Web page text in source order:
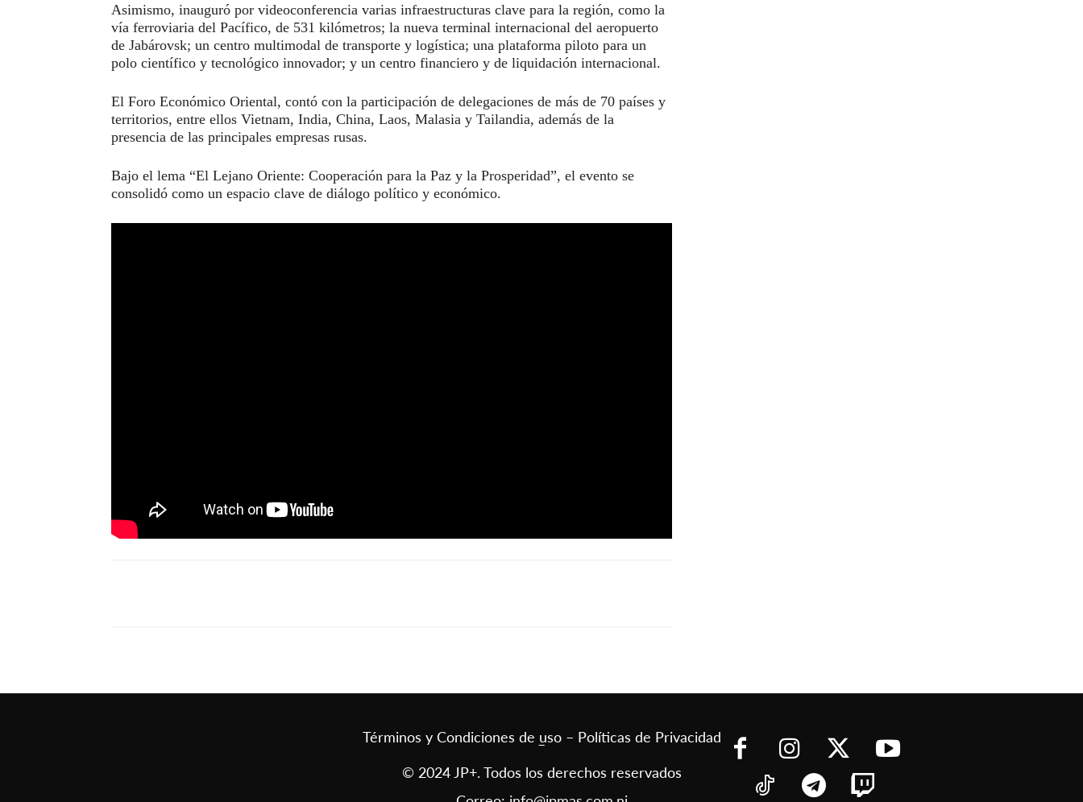
Asimismo, inauguró por videoconferencia varias infraestructuras clave para la región, como la
vía ferroviaria del Pacífico, de 531 kilómetros; la nueva terminal internacional del aeropuerto
de Jabárovsk; un centro multimodal de transporte y logística; una plataforma piloto para un
polo científico y tecnológico innovador; y un centro financiero y de liquidación internacional.
El Foro Económico Oriental, contó con la participación de delegaciones de más de 70 países y
territorios, entre ellos Vietnam, India, China, Laos, Malasia y Tailandia, además de la
presencia de las principales empresas rusas.
Bajo el lema “El Lejano Oriente: Cooperación para la Paz y la Prosperidad”, el evento se
consolidó como un espacio clave de diálogo político y económico.
Términos y Condiciones de uso – Políticas de Privacidad
–
© 2024 JP+. Todos los derechos reservados